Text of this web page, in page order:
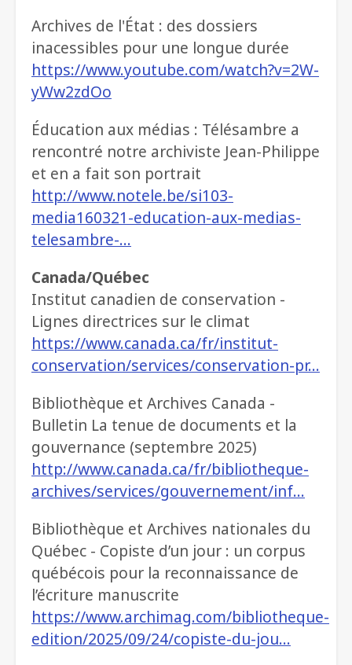
Archives de l'État : des dossiers
inacessibles pour une longue durée
https://www.youtube.com/watch?v=2W-
yWw2zdOo
Éducation aux médias : Télésambre a
rencontré notre archiviste Jean-Philippe
et en a fait son portrait
http://www.notele.be/si103-
media160321-education-aux-medias-
telesambre-…
Canada/Québec
Institut canadien de conservation -
Lignes directrices sur le climat
https://www.canada.ca/fr/institut-
conservation/services/conservation-pr…
Bibliothèque et Archives Canada -
Bulletin La tenue de documents et la
gouvernance (septembre 2025)
http://www.canada.ca/fr/bibliotheque-
archives/services/gouvernement/inf…
Bibliothèque et Archives nationales du
Québec - Copiste d’un jour : un corpus
québécois pour la reconnaissance de
l’écriture manuscrite
https://www.archimag.com/bibliotheque-
edition/2025/09/24/copiste-du-jou…